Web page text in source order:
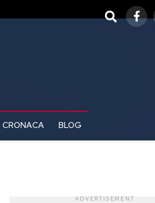
CRONACA BLOG
ADVERTISEMENT